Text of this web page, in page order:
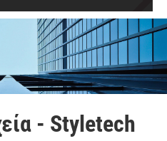
- Styletech